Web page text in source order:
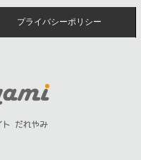
プライバシーポリシー